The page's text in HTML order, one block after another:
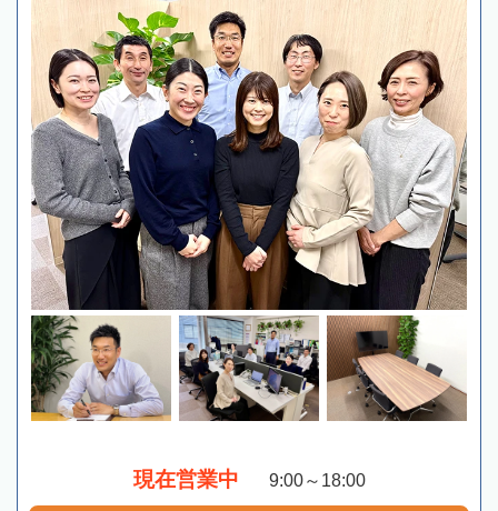
現在営業中 9:00～18:00